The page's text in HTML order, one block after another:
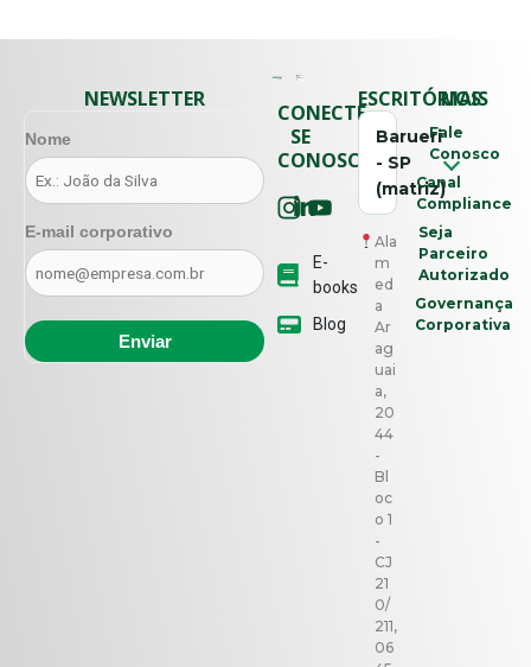
CONECTE-
SE
CONOSCO
E-
books
Blog
ESCRITÓRIOS
Barueri
- SP
(matriz)
Ala
m
ed
a
Ar
ag
uai
a,
20
44
-
Bl
oc
o 1
-
CJ
21
0/
211,
06
MAIS
Fale
Conosco
Canal
Compliance
Seja
Parceiro
Autorizado
Governança
Corporativa
NEWSLETTER
Nome
E-mail corporativo